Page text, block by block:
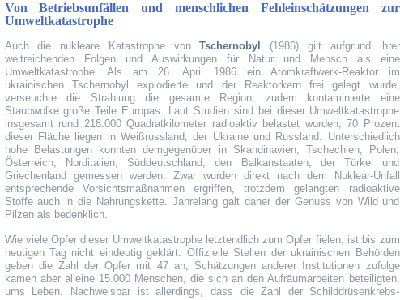
Von Betriebsunfällen und menschlichen Fehleinschätzungen zur
Umweltkatastrophe
Auch die nukleare Katastrophe vonTschernobyl
(1986) gilt aufgrund ihrer
weitreichenden Folgen und Auswirkungen für Natur und Mensch als eine
Umweltkatastrophe. Als am 26. April 1986 ein Atomkraftwerk-Reaktor im
ukrainischen Tschernobyl explodierte und der Reaktorkern frei gelegt wurde,
verseuchte die Strahlung die gesamte Region; zudem kontaminierte eine
Staubwolke große Teile Europas. Laut Studien sind bei dieser Umweltkatastrophe
insgesamt rund 218.000 Quadratkilometer radioaktiv belastet worden; 70 Prozent
dieser Fläche liegen in Weißrussland, der Ukraine und Russland. Unterschiedlich
hohe Belastungen konnten demgegenüber in Skandinavien, Tschechien, Polen,
Österreich, Norditalien, Süddeutschland, den Balkanstaaten, der Türkei und
Griechenland gemessen werden. Zwar wurden direkt nach dem Nuklear-Unfall
entsprechende Vorsichtsmaßnahmen ergriffen, trotzdem gelangten radioaktive
Stoffe auch in die Nahrungskette. Jahrelang galt daher der Genuss von Wild und
Pilzen als bedenklich.
Wie viele Opfer dieser Umweltkatastrophe letztendlich zum Opfer fielen, ist bis zum
heutigen Tag nicht eindeutig geklärt. Offizielle Stellen der ukrainischen Behörden
geben die Zahl der Opfer mit 47 an; Schätzungen anderer Institutionen zufolge
kamen aber alleine 15.000 Menschen, die sich an den Aufräumarbeiten beteiligten,
ums Leben. Nachweisbar ist allerdings, dass die Zahl der Schilddrüsenkrebs-